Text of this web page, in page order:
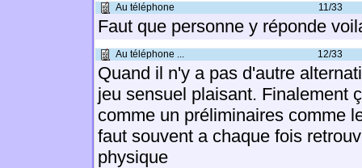
Au téléphone 11/33
Faut que personne y réponde
Au téléphone ... 12/33
Quand il n'y a pas d'autre
jeu sensuel plaisant. Finalement
comme un préliminaires comme
faut souvent a chaque fois
physique